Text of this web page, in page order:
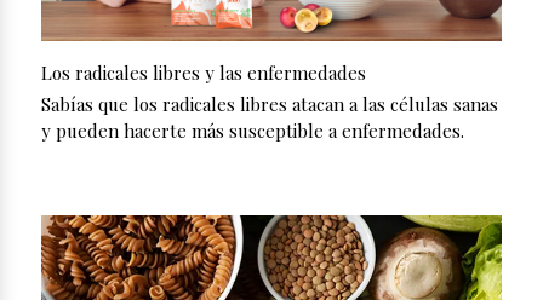
Los radicales libres y las enfermedades
Sabías que los radicales libres atacan a las células sanas
y pueden hacerte más susceptible a enfermedades.